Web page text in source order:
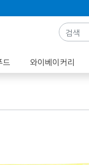
드 와이베이커리